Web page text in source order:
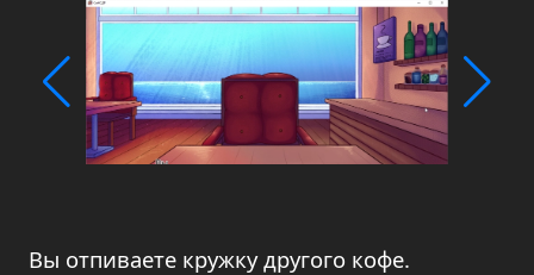
Вы отпиваете кружку другого кофе.